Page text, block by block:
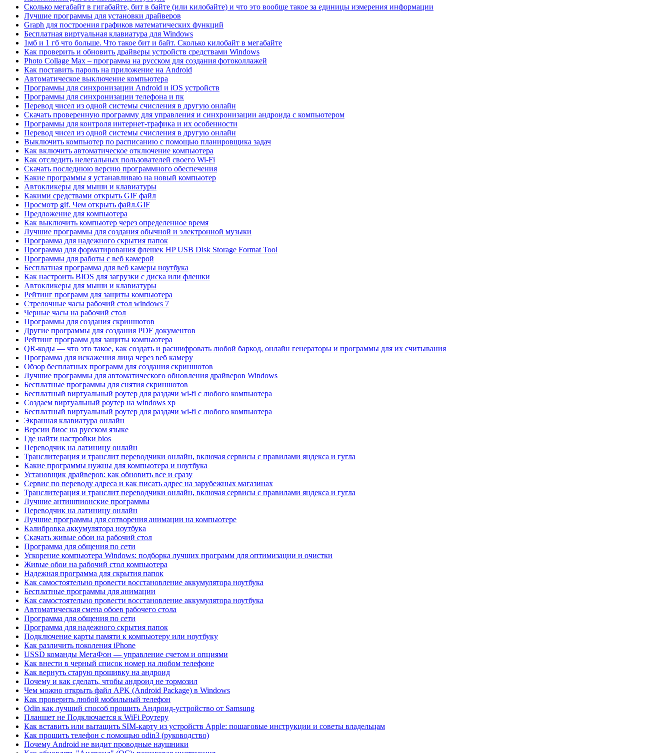
Сколько мегабайт в гигабайте, бит в байте (или килобайте) и что это вообще такое за единицы измерения информации
Лучшие программы для установки драйверов
Graph для построения графиков математических функций
Бесплатная виртуальная клавиатура для Windows
1мб и 1 гб что больше. Что такое бит и байт. Сколько килобайт в мегабайте
Как проверить и обновить драйверы устройств средствами Windows
Photo Collage Max – программа на русском для создания фотоколлажей
Как поставить пароль на приложение на Android
Автоматическое выключение компьютера
Программы для синхронизации Android и iOS устройств
Программы для синхронизации телефона и пк
Перевод чисел из одной системы счисления в другую онлайн
Скачать проверенную программу для управления и синхронизации андроида с компьютером
Программы для контроля интернет-трафика и их особенности
Перевод чисел из одной системы счисления в другую онлайн
Выключить компьютер по расписанию с помощью планировщика задач
Как включить автоматическое отключение компьютера
Как отследить нелегальных пользователей своего Wi-Fi
Скачать последнюю версию программного обеспечения
Какие программы я устанавливаю на новый компьютер
Автокликеры для мыши и клавиатуры
Какими средствами открыть GIF файл
Просмотр gif. Чем открыть файл.GIF
Предложение для компьютера
Как выключить компьютер через определенное время
Лучшие программы для создания обычной и электронной музыки
Программа для надежного скрытия папок
Программа для форматирования флешек HP USB Disk Storage Format Tool
Программы для работы с веб камерой
Бесплатная программа для веб камеры ноутбука
Как настроить BIOS для загрузки с диска или флешки
Автокликеры для мыши и клавиатуры
Рейтинг программ для защиты компьютера
Стрелочные часы рабочий стол windows 7
Черные часы на рабочий стол
Программы для создания скриншотов
Другие программы для создания PDF документов
Рейтинг программ для защиты компьютера
QR-коды — что это такое, как создать и расшифровать любой баркод, онлайн генераторы и программы для их считывания
Программа для искажения лица через веб камеру
Обзор бесплатных программ для создания скриншотов
Лучшие программы для автоматического обновления драйверов Windows
Бесплатные программы для снятия скриншотов
Бесплатный виртуальный роутер для раздачи wi-fi с любого компьютера
Создаем виртуальный роутер на windows xp
Бесплатный виртуальный роутер для раздачи wi-fi с любого компьютера
Экранная клавиатура онлайн
Версии биос на русском языке
Где найти настройки bios
Переводчик на латиницу онлайн
Транслитерация и транслит переводчики онлайн, включая сервисы с правилами яндекса и гугла
Какие программы нужны для компьютера и ноутбука
Установщик драйверов: как обновить все и сразу
Сервис по переводу адреса и как писать адрес на зарубежных магазинах
Транслитерация и транслит переводчики онлайн, включая сервисы с правилами яндекса и гугла
Лучшие антишпионские программы
Переводчик на латиницу онлайн
Лучшие программы для сотворения анимации на компьютере
Калибровка аккумулятора ноутбука
Скачать живые обои на рабочий стол
Программа для общения по сети
Ускорение компьютера Windows: подборка лучших программ для оптимизации и очистки
Живые обои на рабочий стол компьютера
Надежная программа для скрытия папок
Как самостоятельно провести восстановление аккумулятора ноутбука
Бесплатные программы для анимации
Как самостоятельно провести восстановление аккумулятора ноутбука
Автоматическая смена обоев рабочего стола
Программа для общения по сети
Программа для надежного скрытия папок
Подключение карты памяти к компьютеру или ноутбуку
Как различить поколения iPhone
USSD команды МегаФон — управление счетом и опциями
Как внести в черный список номер на любом телефоне
Как вернуть старую прошивку на андроид
Почему и как сделать, чтобы андроид не тормозил
Чем можно открыть файл APK (Android Package) в Windows
Как проверить любой мобильный телефон
Odin как лучший способ прошить Андроид-устройство от Samsung
Планшет не Подключается к WiFi Роутеру
Как вставить или вытащить SIM-карту из устройств Apple: пошаговые инструкции и советы владельцам
Как прошить телефон с помощью odin3 (руководство)
Почему Android не видит проводные наушники